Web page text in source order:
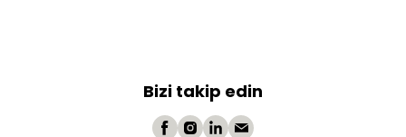
Bizi takip edin